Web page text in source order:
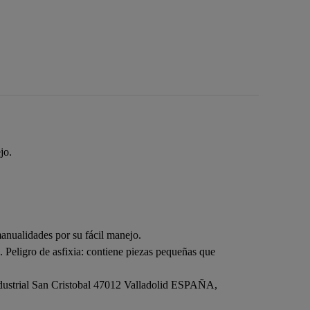
por su fácil manejo.
de asfixia: contiene piezas pequeñas que
San Cristobal 47012 Valladolid ESPAÑA,